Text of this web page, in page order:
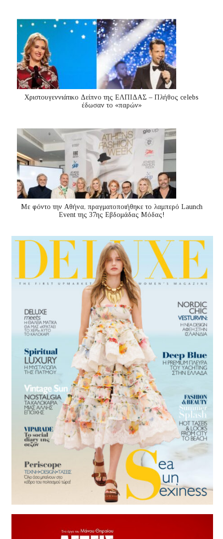
Χριστουγεννιάτικο Δείπνο της ΕΛΠΙΔΑΣ – Πλήθος celebs
έδωσαν το «παρών»
Με φόντο την Αθήνα, πραγματοποιήθηκε το λαμπερό Launch
Event της 37ης Εβδομάδας Μόδας!